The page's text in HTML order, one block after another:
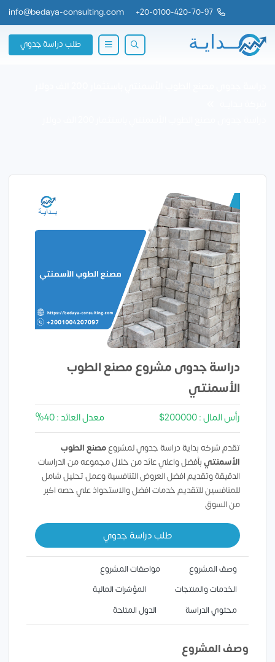
20-0100-420-70-97
+
info@bedaya-consulting.com
طلب دراسة جدوي
دراسة جدوى مشروع مصنع الطوب
الأسمنتي
رأس المال : 200000$ معدل العائد : 40%
تقدم شركه بداية دراسة جدوي لمشروعمصنع الطوب
الأسمنتيبأفضل واعلي عائد من خلال مجموعه من الدراسات
الدقيقة وتقديم افضل العروض التنافسية وعمل تحليل شامل
للمنافسين للتقديم خدمات افضل والاستحواذ علي حصه اكبر
من السوق
طلب دراسة جدوي
وصف المشروع
مواصفات المشروع
الخدمات والمنتجات
المؤشرات المالية
محتوي الدراسة
الدول المتاحة
وصف المشروع